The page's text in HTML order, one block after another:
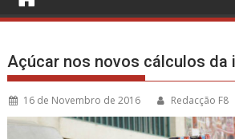
Açúcar nos novos cálculos da
16 de Novembro de 2016 Redacção F8